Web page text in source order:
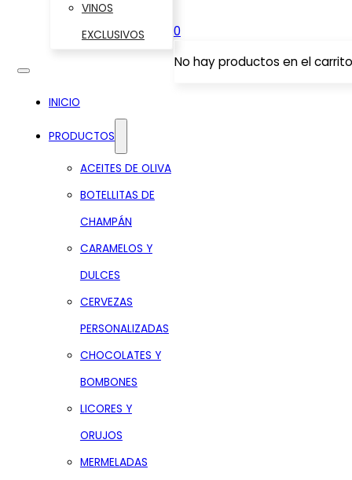
VINOS
EXCLUSIVOS
INICIO
PRODUCTOS
ACEITES DE OLIVA
BOTELLITAS DE
CHAMPÁN
CARAMELOS Y
DULCES
CERVEZAS
PERSONALIZADAS
CHOCOLATES Y
BOMBONES
LICORES Y
ORUJOS
MERMELADAS
0
No hay productos en el